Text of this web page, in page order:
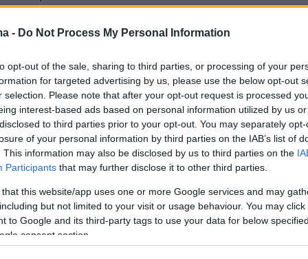
- Do Not Process My Personal Information
opt-out of the sale, sharing to third parties, or processing of your
for targeted advertising by us, please use the below opt-out
selection. Please note that after your opt-out request is processed
interest-based ads based on personal information utilized by us
to third parties prior to your opt-out. You may separately
of your personal information by third parties on the IAB’s list of
This information may also be disclosed by us to third parties on the
Participants that may further disclose it to other third parties.
that this website/app uses one or more Google services and may
but not limited to your visit or usage behaviour. You may
to Google and its third-party tags to use your data for below
consent section.
βίντεο
η Αγγελική Ηλιάδη για τον Μπάμπη